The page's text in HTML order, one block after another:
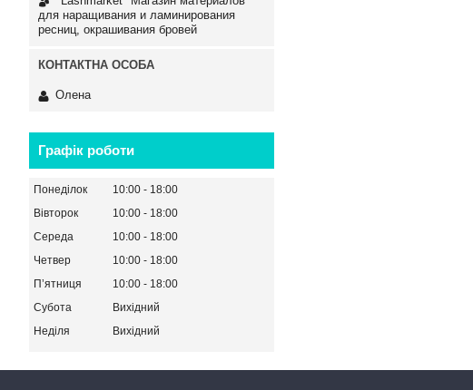
для наращивания и ламинирования
ресниц, окрашивания бровей
Олена
Графік роботи
Понеділок 10:00
18:00
Вівторок
10:00
18:00
Середа
10:00
18:00
Четвер
10:00
18:00
Пʼятниця
10:00
18:00
Субота
Вихідний
Неділя
Вихідний